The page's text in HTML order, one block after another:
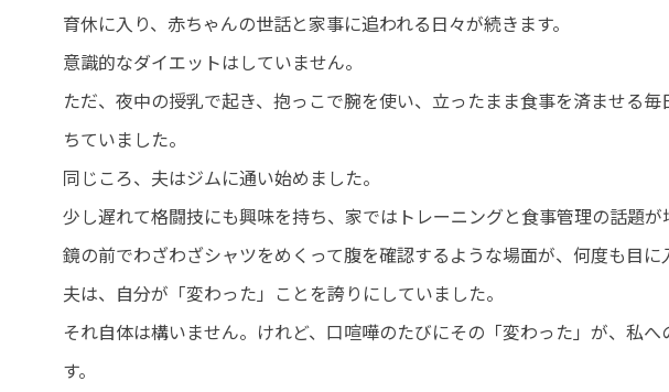
育休に入り、赤ちゃんの世話と家事に追われる日々が続きます。
意識的なダイエットはしていません。
ただ、夜中の授乳で起き、抱っこで腕を使い、立ったまま食事を済ませる
ちていました。
同じころ、夫はジムに通い始めました。
少し遅れて格闘技にも興味を持ち、家ではトレーニングと食事管理の話題が
鏡の前でわざわざシャツをめくって腹を確認するような場面が、何度も目に
夫は、自分が「変わった」ことを誇りにしていました。
それ自体は構いません。けれど、口喧嘩のたびにその「変わった」が、私
す。